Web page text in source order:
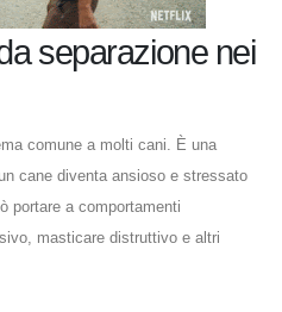
separazione nei
comune a molti cani. È una
cane diventa ansioso e stressato
portare a comportamenti
masticare distruttivo e altri